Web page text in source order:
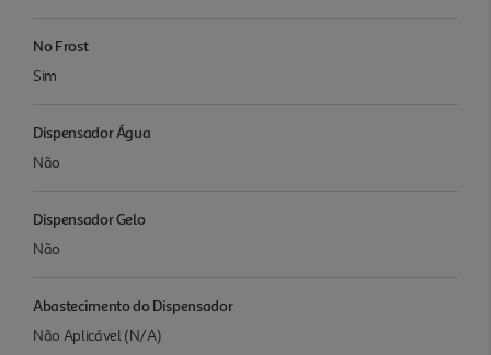
No Frost
Sim
Dispensador Água
Não
Dispensador Gelo
Não
Abastecimento do Dispensador
Não Aplicável (N/A)